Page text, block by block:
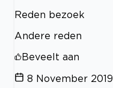
Reden bezoek
Andere reden
Beveelt aan
8 November 2019